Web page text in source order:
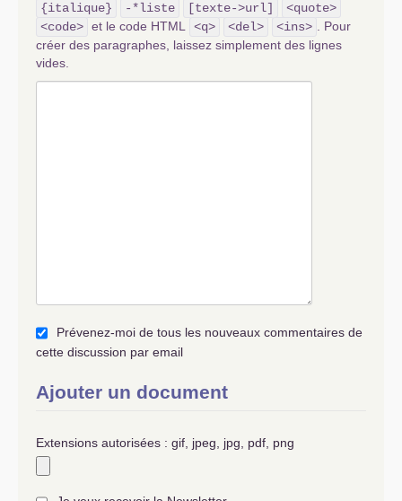
{italique}
-*liste [texte->url]
<quote>
<code> et le code HTML <q> <del> <ins>
. Pour
créer des paragraphes, laissez simplement des lignes
vides.
Prévenez-moi de tous les nouveaux commentaires de
cette discussion par email
Ajouter un document
Extensions autorisées : gif, jpeg, jpg, pdf, png